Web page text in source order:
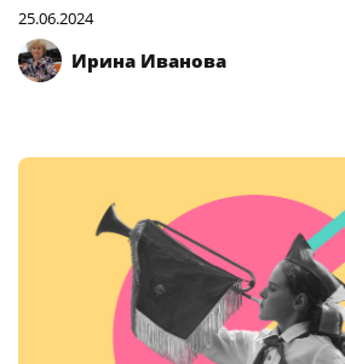
25.06.2024
Ирина Иванова